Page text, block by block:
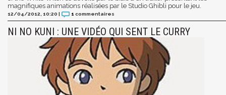
magnifiques animations réalisées par le Studio Ghibli pour le jeu.
12/04/2012, 10:20 | 1 commentaires
NI NO KUNI : UNE VIDÉO QUI SENT LE CURRY